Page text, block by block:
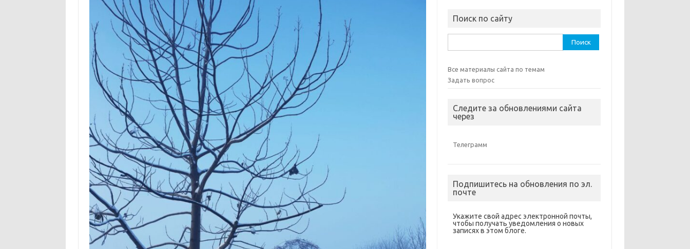
Поиск по сайту
Все материалы сайта по темам
Задать вопрос
Следите за обновлениями сайта
через
Телеграмм
Подпишитесь на обновления по эл.
почте
Укажите свой адрес электронной почты,
чтобы получать уведомления о новых
записях в этом блоге.